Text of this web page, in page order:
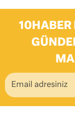
10HABER